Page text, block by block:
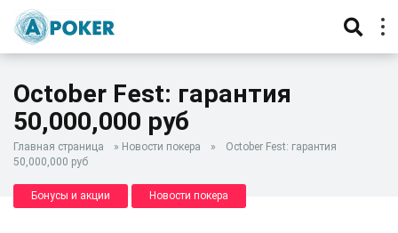
October Fest: гарантия
50,000,000 руб
Главная страница » Новости покера »
October Fest: гарантия
50,000,000 руб
Бонусы и акции Новости покера